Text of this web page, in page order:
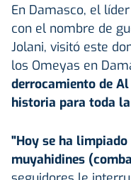
En Damasco, el
con el nombre de
Jolani, visitó este
los Omeyas en
derrocamiento de
historia para toda
"Hoy se ha
muyahidines